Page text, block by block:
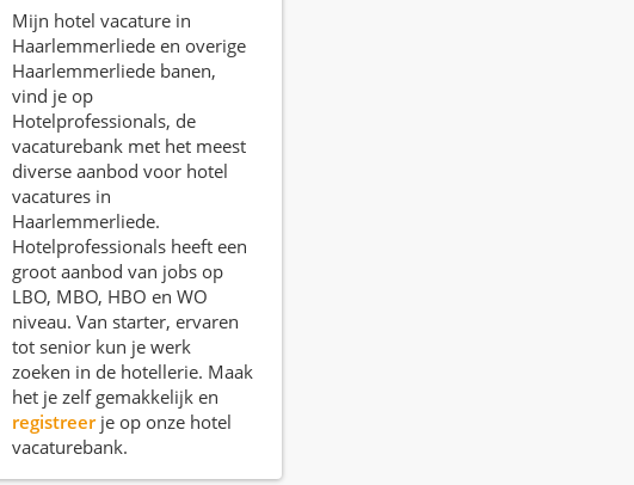
Mijn hotel vacature in
Haarlemmerliede en overige
Haarlemmerliede banen,
vind je op
Hotelprofessionals, de
vacaturebank met het meest
diverse aanbod voor hotel
vacatures in
Haarlemmerliede.
Hotelprofessionals heeft een
groot aanbod van jobs op
LBO, MBO, HBO en WO
niveau. Van starter, ervaren
tot senior kun je werk
zoeken in de hotellerie. Maak
het je zelf gemakkelijk en
registreerje op onze hotel
vacaturebank.